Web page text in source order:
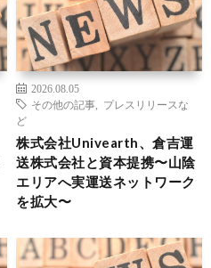
2026.08.05
その他の記事
プレスリリースな
ど
株式会社Univearth、倉吉運
送株式会社と資本提携〜山陰
エリアへ実運送ネットワーク
を拡大〜